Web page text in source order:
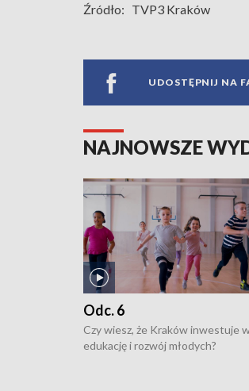
Źródło: TVP3 Kraków
UDOSTĘPNIJ NA
NAJNOWSZE
Odc. 6
Czy wiesz, że Kraków inwestuje
edukację i rozwój młodych?